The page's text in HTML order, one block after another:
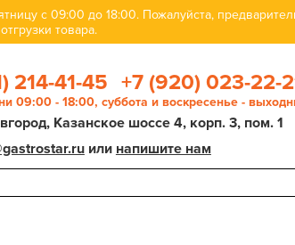
с 09:00 до 18:00. Пожалуйста,
отгрузки товара.
214-41-45 +7 (920) 023-22-
09:00 - 18:00, суббота и воскресенье -
Казанское шоссе 4, корп. 3, пом. 1
или напишите нам